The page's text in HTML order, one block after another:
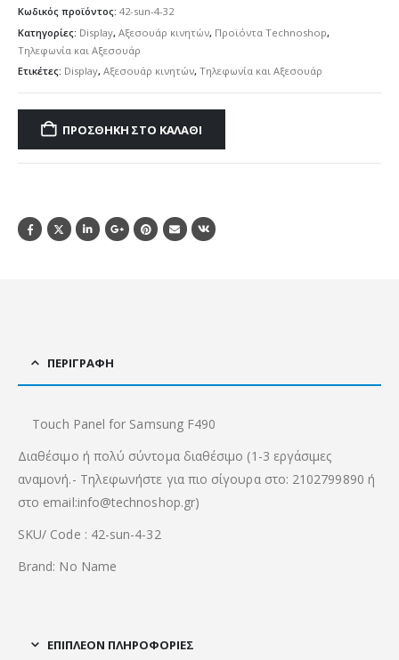
Κωδικός προϊόντος: 42-sun-4-32
Κατηγορίες: Display, Αξεσουάρ κινητών, Προϊόντα Technoshop,
Τηλεφωνία και Αξεσουάρ
Ετικέτες: Display, Αξεσουάρ κινητών, Τηλεφωνία και Αξεσουάρ
ΠΡΟΣΘΉΚΗ ΣΤΟ ΚΑΛΆΘΙ
ΠΕΡΙΓΡΑΦΉ
Touch Panel for Samsung F490
Διαθέσιμο ή πολύ σύντομα διαθέσιμο (1-3 εργάσιμες
αναμονή.- Τηλεφωνήστε για πιο σίγουρα στο: 2102799890 ή
στο email:info@technoshop.gr)
SKU/ Code : 42-sun-4-32
Brand: No Name
ΕΠΙΠΛΈΟΝ ΠΛΗΡΟΦΟΡΊΕΣ